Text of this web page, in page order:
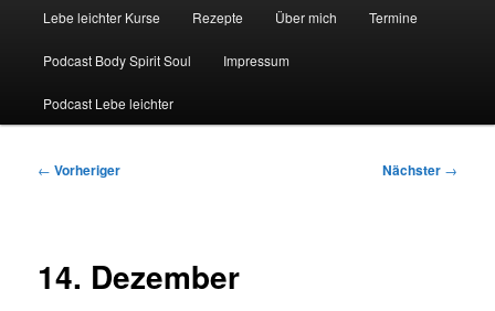
Lebe leichter Kurse Rezepte Über mich Termine
Podcast Body Spirit Soul Impressum
Podcast Lebe leichter
Beitragsnavigation
← Vorheriger Nächster →
14. Dezember